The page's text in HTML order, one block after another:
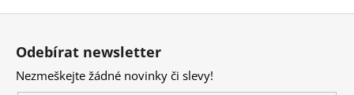
Z
Odebírat newsletter
Nezmeškejte žádné novinky či slevy!